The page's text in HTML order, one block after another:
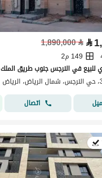
⃁
⃁
1,890,000
149 م2
للبيع في النرجس جنوب طريق
اتصال
في:31 يوليو 2026